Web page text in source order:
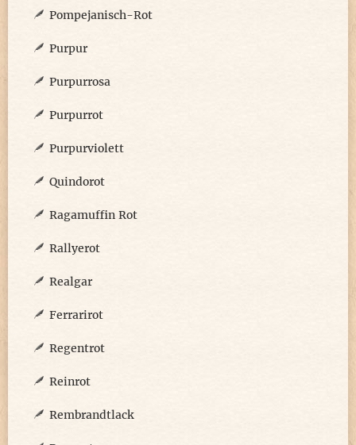
Pompejanisch-Rot
Purpur
Purpurrosa
Purpurrot
Purpurviolett
Quindorot
Ragamuffin Rot
Rallyerot
Realgar
Ferrarirot
Regentrot
Reinrot
Rembrandtlack